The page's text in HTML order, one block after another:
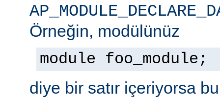
Örneğin, modülünüz
module foo_module;
diye bir satır içeriyorsa